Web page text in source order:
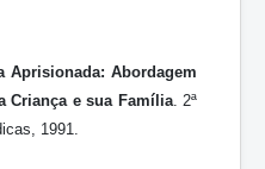
Aprisionada: Abordagem
Criança e sua Família. 2ª
1991.